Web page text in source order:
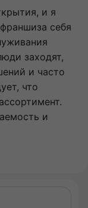
и я
себя
заходят,
и часто
что
и